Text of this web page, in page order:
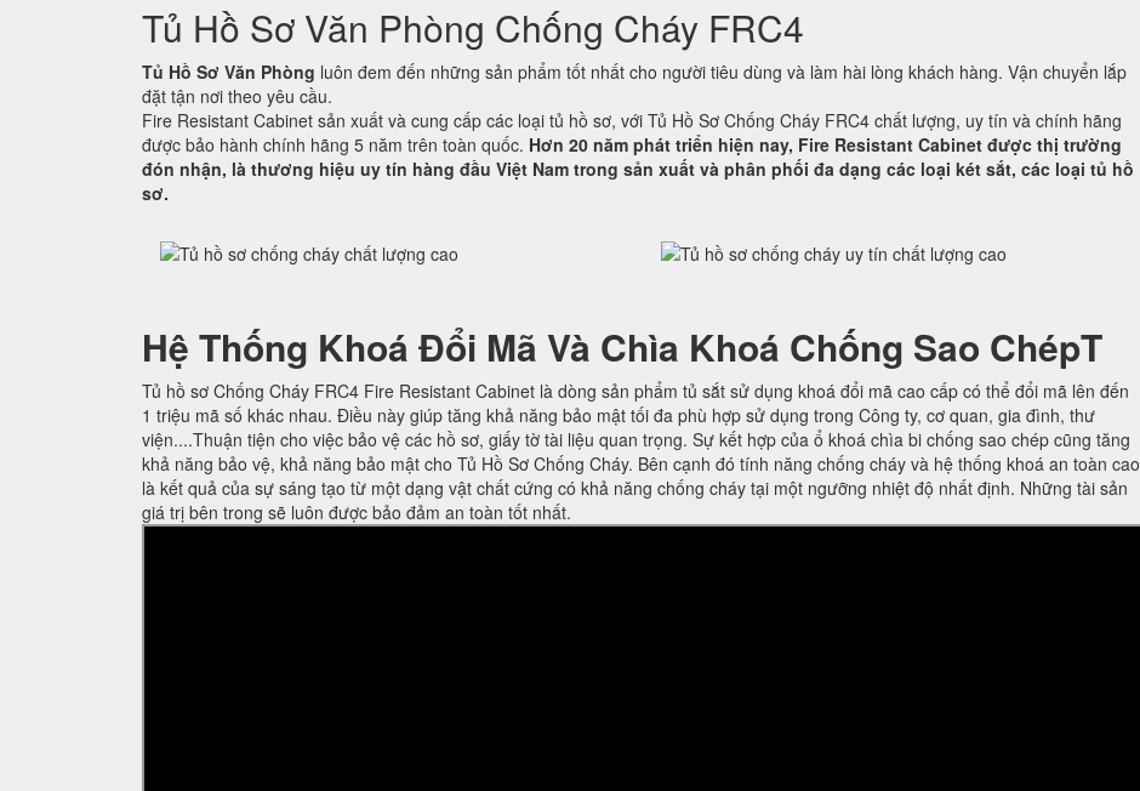
Tủ Hồ Sơ Văn Phòng Chống Cháy FRC4
Tủ Hồ Sơ Văn Phòng luôn đem đến những sản phẩm tốt nhất cho người tiêu dùng và làm hài lòng khách hàng. Vận chuyển lắp
đặt tận nơi theo yêu cầu.
Fire Resistant Cabinet sản xuất và cung cấp các loại tủ hồ sơ, với Tủ Hồ Sơ Chống Cháy FRC4 chất lượng, uy tín và chính hãng
được bảo hành chính hãng 5 năm trên toàn quốc. Hơn 20 năm phát triển hiện nay, Fire Resistant Cabinet được thị trường
đón nhận, là thương hiệu uy tín hàng đầu Việt Nam trong sản xuất và phân phối đa dạng các loại két sắt, các loại tủ hồ
sơ.
Hệ Thống Khoá Đổi Mã Và Chìa Khoá Chống Sao ChépT
Tủ hồ sơ Chống Cháy FRC4 Fire Resistant Cabinet là dòng sản phẩm tủ sắt sử dụng khoá đổi mã cao cấp có thể đổi mã lên đến
1 triệu mã số khác nhau. Điều này giúp tăng khả năng bảo mật tối đa phù hợp sử dụng trong Công ty, cơ quan, gia đình, thư
viện....Thuận tiện cho việc bảo vệ các hồ sơ, giấy tờ tài liệu quan trọng. Sự kết hợp của ổ khoá chìa bi chống sao chép cũng tăng
khả năng bảo vệ, khả năng bảo mật cho Tủ Hồ Sơ Chống Cháy. Bên cạnh đó tính năng chống cháy và hệ thống khoá an toàn cao
là kết quả của sự sáng tạo từ một dạng vật chất cứng có khả năng chống cháy tại một ngưỡng nhiệt độ nhất định. Những tài sản
giá trị bên trong sẽ luôn được bảo đảm an toàn tốt nhất.